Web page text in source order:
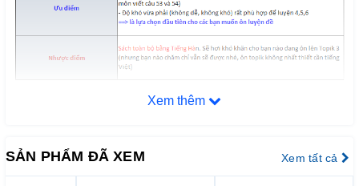
II . Hỗ trợ và tư vấn chọn sách / học thi
phiên dịch viên trong công ty Samsung
, luôn sẵn sàng tư
vấn cho quý khách:
Xem thêm
SẢN PHẨM ĐÃ XEM Xem tất cả